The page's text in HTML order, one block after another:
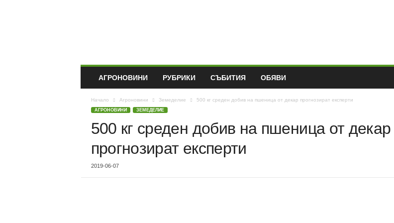
АГРОНОВИНИ РУБРИКИ СЪБИТИЯ ОБЯВИ
Начало Агроновини Земеделие 500 кг среден добив на пшеница от декар прогнозират експерти
АГРОНОВИНИ ЗЕМЕДЕЛИЕ
500 кг среден добив на пшеница от декар
прогнозират експерти
2019-06-07